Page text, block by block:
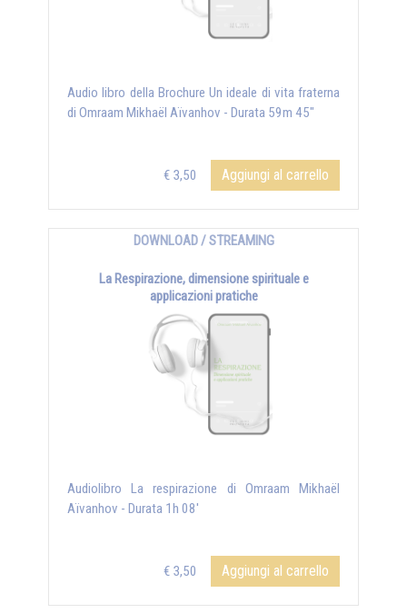
Audio libro della Brochure Un ideale di vita fraterna
di Omraam Mikhaël Aïvanhov - Durata 59m 45"
€ 3,50 Aggiungi al carrello
DOWNLOAD / STREAMING
La Respirazione, dimensione spirituale e
applicazioni pratiche
Audiolibro La respirazione di Omraam Mikhaël
Aïvanhov - Durata 1h 08'
€ 3,50 Aggiungi al carrello